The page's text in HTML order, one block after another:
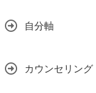
自分軸
カウンセリング